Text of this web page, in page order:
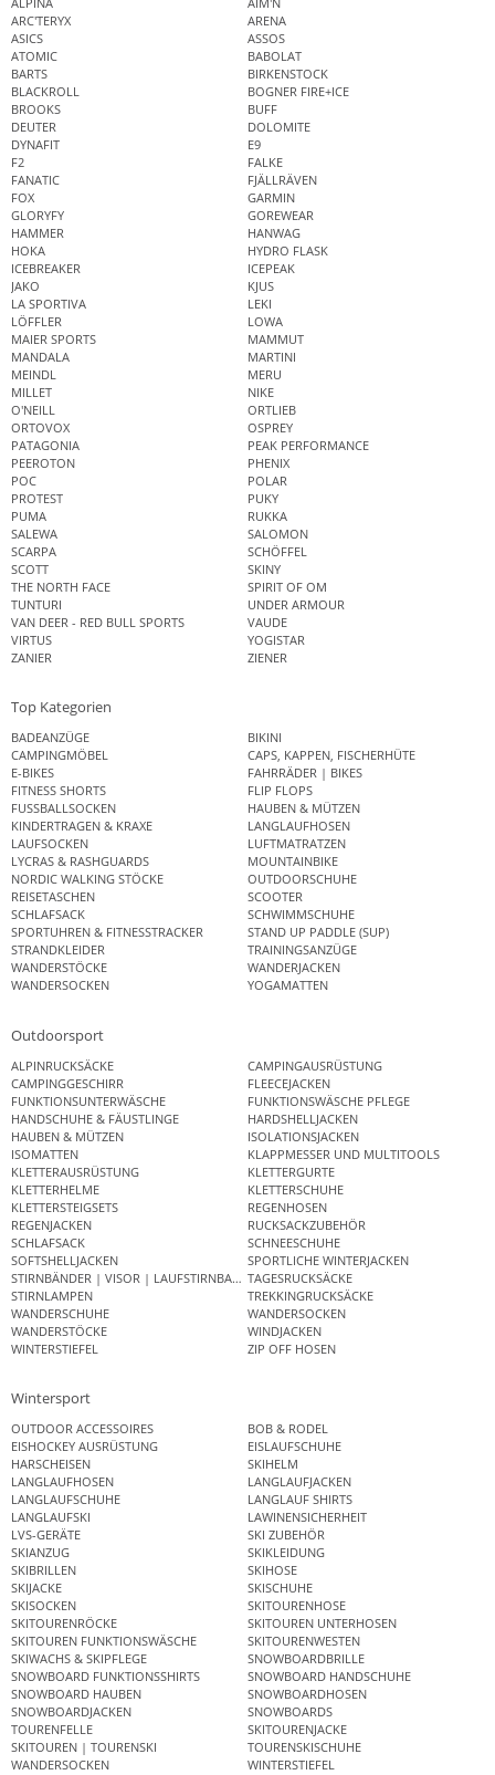
ARC'TERYX
ARENA
ASICS
ASSOS
ATOMIC
BABOLAT
BARTS
BIRKENSTOCK
BLACKROLL
BOGNER FIRE+ICE
BROOKS
BUFF
DEUTER
DOLOMITE
DYNAFIT
E9
F2
FALKE
FANATIC
FJÄLLRÄVEN
FOX
GARMIN
GLORYFY
GOREWEAR
HAMMER
HANWAG
HOKA
HYDRO FLASK
ICEBREAKER
ICEPEAK
JAKO
KJUS
LA SPORTIVA
LEKI
LÖFFLER
LOWA
MAIER SPORTS
MAMMUT
MANDALA
MARTINI
MEINDL
MERU
MILLET
NIKE
O'NEILL
ORTLIEB
ORTOVOX
OSPREY
PATAGONIA
PEAK PERFORMANCE
PEEROTON
PHENIX
POC
POLAR
PROTEST
PUKY
PUMA
RUKKA
SALEWA
SALOMON
SCARPA
SCHÖFFEL
SCOTT
SKINY
THE NORTH FACE
SPIRIT OF OM
TUNTURI
UNDER ARMOUR
VAN DEER - RED BULL SPORTS
VAUDE
VIRTUS
YOGISTAR
ZANIER
ZIENER
Top Kategorien
BADEANZÜGE
BIKINI
CAMPINGMÖBEL
CAPS, KAPPEN, FISCHERHÜTE
E-BIKES
FAHRRÄDER | BIKES
FITNESS SHORTS
FLIP FLOPS
FUSSBALLSOCKEN
HAUBEN & MÜTZEN
KINDERTRAGEN & KRAXE
LANGLAUFHOSEN
LAUFSOCKEN
LUFTMATRATZEN
LYCRAS & RASHGUARDS
MOUNTAINBIKE
NORDIC WALKING STÖCKE
OUTDOORSCHUHE
REISETASCHEN
SCOOTER
SCHLAFSACK
SCHWIMMSCHUHE
SPORTUHREN & FITNESSTRACKER
STAND UP PADDLE (SUP)
STRANDKLEIDER
TRAININGSANZÜGE
WANDERSTÖCKE
WANDERJACKEN
WANDERSOCKEN
YOGAMATTEN
Outdoorsport
ALPINRUCKSÄCKE
CAMPINGAUSRÜSTUNG
CAMPINGGESCHIRR
FLEECEJACKEN
FUNKTIONSUNTERWÄSCHE
FUNKTIONSWÄSCHE PFLEGE
HANDSCHUHE & FÄUSTLINGE
HARDSHELLJACKEN
HAUBEN & MÜTZEN
ISOLATIONSJACKEN
ISOMATTEN
KLAPPMESSER UND MULTITOOLS
KLETTERAUSRÜSTUNG
KLETTERGURTE
KLETTERHELME
KLETTERSCHUHE
KLETTERSTEIGSETS
REGENHOSEN
REGENJACKEN
RUCKSACKZUBEHÖR
SCHLAFSACK
SCHNEESCHUHE
SOFTSHELLJACKEN
SPORTLICHE WINTERJACKEN
STIRNBÄNDER | VISOR | LAUFSTIRNBANDTAGESRUCKSÄCKE
STIRNLAMPEN
TREKKINGRUCKSÄCKE
WANDERSCHUHE
WANDERSOCKEN
WANDERSTÖCKE
WINDJACKEN
WINTERSTIEFEL
ZIP OFF HOSEN
Wintersport
OUTDOOR ACCESSOIRES
BOB & RODEL
EISHOCKEY AUSRÜSTUNG
EISLAUFSCHUHE
HARSCHEISEN
SKIHELM
LANGLAUFHOSEN
LANGLAUFJACKEN
LANGLAUFSCHUHE
LANGLAUF SHIRTS
LANGLAUFSKI
LAWINENSICHERHEIT
LVS-GERÄTE
SKI ZUBEHÖR
SKIANZUG
SKIKLEIDUNG
SKIBRILLEN
SKIHOSE
SKIJACKE
SKISCHUHE
SKISOCKEN
SKITOURENHOSE
SKITOURENRÖCKE
SKITOUREN UNTERHOSEN
SKITOUREN FUNKTIONSWÄSCHE
SKITOURENWESTEN
SKIWACHS & SKIPFLEGE
SNOWBOARDBRILLE
SNOWBOARD FUNKTIONSSHIRTS
SNOWBOARD HANDSCHUHE
SNOWBOARD HAUBEN
SNOWBOARDHOSEN
SNOWBOARDJACKEN
SNOWBOARDS
TOURENFELLE
SKITOURENJACKE
SKITOUREN | TOURENSKI
TOURENSKISCHUHE
WANDERSOCKEN
WINTERSTIEFEL